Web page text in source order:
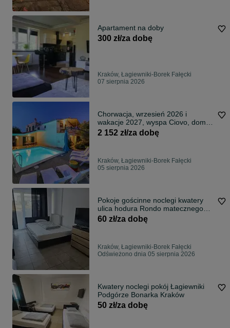
Apartament na doby
300 zł/za dobę
Kraków, Łagiewniki-Borek Fałęcki
07 sierpnia 2026
Chorwacja, wrzesień 2026 i
wakacje 2027, wyspa Ciovo, dom
dla 12 osób z basenem
2 152 zł/za dobę
Kraków, Łagiewniki-Borek Fałęcki
05 sierpnia 2026
Pokoje gościnne noclegi kwatery
ulica hodura Rondo matecznego
Krakow
60 zł/za dobę
Kraków, Łagiewniki-Borek Fałęcki
Odświeżono dnia 05 sierpnia 2026
Kwatery noclegi pokój Łagiewniki
Podgórze Bonarka Kraków
50 zł/za dobę